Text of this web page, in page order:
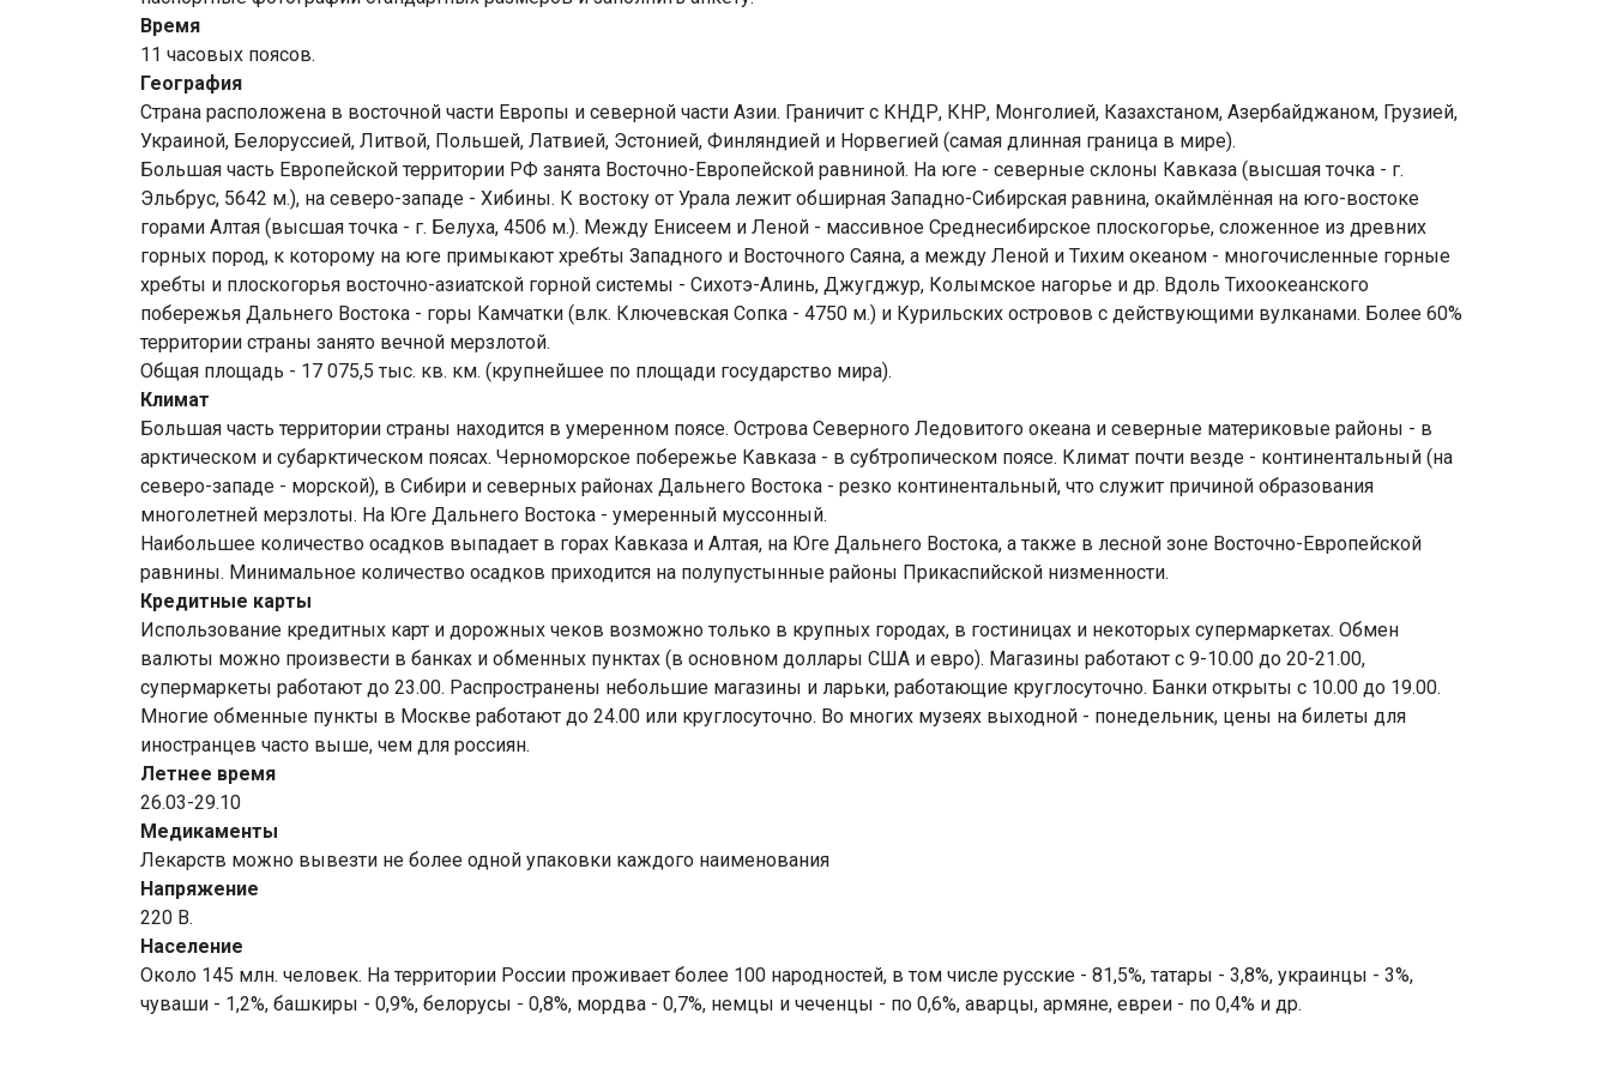
Время
11 часовых поясов.
География
Страна расположена в восточной части Европы и северной части Азии. Граничит с КНДР, КНР, Монголией, Казахстаном, Азербайджаном, Грузией,
Украиной, Белоруссией, Литвой, Польшей, Латвией, Эстонией, Финляндией и Норвегией (самая длинная граница в мире).
Большая часть Европейской территории РФ занята Восточно-Европейской равниной. На юге - северные склоны Кавказа (высшая точка - г.
Эльбрус, 5642 м.), на северо-западе - Хибины. К востоку от Урала лежит обширная Западно-Сибирская равнина, окаймлённая на юго-востоке
горами Алтая (высшая точка - г. Белуха, 4506 м.). Между Енисеем и Леной - массивное Среднесибирское плоскогорье, сложенное из древних
горных пород, к которому на юге примыкают хребты Западного и Восточного Саяна, а между Леной и Тихим океаном - многочисленные горные
хребты и плоскогорья восточно-азиатской горной системы - Сихотэ-Алинь, Джугджур, Колымское нагорье и др. Вдоль Тихоокеанского
побережья Дальнего Востока - горы Камчатки (влк. Ключевская Сопка - 4750 м.) и Курильских островов с действующими вулканами. Более 60%
территории страны занято вечной мерзлотой.
Общая площадь - 17 075,5 тыс. кв. км. (крупнейшее по площади государство мира).
Климат
Большая часть территории страны находится в умеренном поясе. Острова Северного Ледовитого океана и северные материковые районы - в
арктическом и субарктическом поясах. Черноморское побережье Кавказа - в субтропическом поясе. Климат почти везде - континентальный (на
северо-западе - морской), в Сибири и северных районах Дальнего Востока - резко континентальный, что служит причиной образования
многолетней мерзлоты. На Юге Дальнего Востока - умеренный муссонный.
Наибольшее количество осадков выпадает в горах Кавказа и Алтая, на Юге Дальнего Востока, а также в лесной зоне Восточно-Европейской
равнины. Минимальное количество осадков приходится на полупустынные районы Прикаспийской низменности.
Кредитные карты
Использование кредитных карт и дорожных чеков возможно только в крупных городах, в гостиницах и некоторых супермаркетах. Обмен
валюты можно произвести в банках и обменных пунктах (в основном доллары США и евро). Магазины работают с 9-10.00 до 20-21.00,
супермаркеты работают до 23.00. Распространены небольшие магазины и ларьки, работающие круглосуточно. Банки открыты с 10.00 до 19.00.
Многие обменные пункты в Москве работают до 24.00 или круглосуточно. Во многих музеях выходной - понедельник, цены на билеты для
иностранцев часто выше, чем для россиян.
Летнее время
26.03-29.10
Медикаменты
Лекарств можно вывезти не более одной упаковки каждого наименования
Напряжение
220 В.
Население
Около 145 млн. человек. На территории России проживает более 100 народностей, в том числе русские - 81,5%, татары - 3,8%, украинцы - 3%,
чуваши - 1,2%, башкиры - 0,9%, белорусы - 0,8%, мордва - 0,7%, немцы и чеченцы - по 0,6%, аварцы, армяне, евреи - по 0,4% и др.